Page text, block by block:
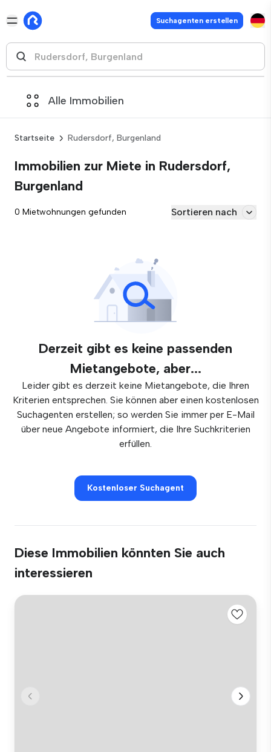
Suchagenten erstellen
Alle Immobilien
Startseite Rudersdorf, Burgenland
Immobilien zur Miete in Rudersdorf,
Burgenland
0 Mietwohnungen gefunden Sortieren nach
Derzeit gibt es keine passenden
Mietangebote, aber...
Leider gibt es derzeit keine Mietangebote, die Ihren
Kriterien entsprechen. Sie können aber einen kostenlosen
Suchagenten erstellen; so werden Sie immer per E-Mail
über neue Angebote informiert, die Ihre Suchkriterien
erfüllen.
Kostenloser Suchagent
Diese Immobilien könnten Sie auch
interessieren